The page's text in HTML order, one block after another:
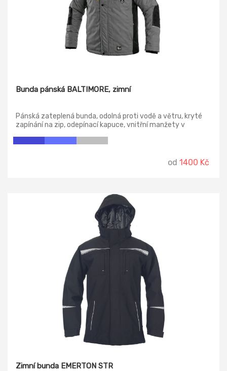
Bunda pánská BALTIMORE, zimní
Pánská zateplená bunda, odolná proti vodě a větru, kryté
zapínání na zip, odepínací kapuce, vnitřní manžety v
od 1400 Kč
Zimní bunda EMERTON STR